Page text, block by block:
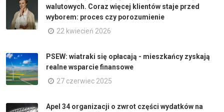
walutowych. Coraz więcej klientów staje przed
wyborem: proces czy porozumienie
22 kwiecień 2026
PSEW: wiatraki się opłacają - mieszkańcy zyskają
realne wsparcie finansowe
27 czerwiec 2025
Apel 34 organizacji o zwrot części wydatków na